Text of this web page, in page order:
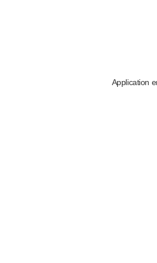
Application